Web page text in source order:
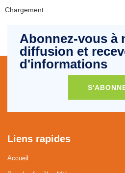
Chargement...
Abonnez-vous à
diffusion et
d'informations
Liens rapides
Accueil